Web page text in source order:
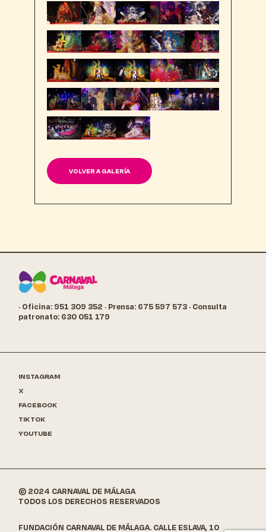
VOLVER A GALERÍA
· Oficina: 951 309 352 · Prensa: 675 597 573 · Consulta
patronato: 630 051 179
INSTAGRAM
X
FACEBOOK
TIKTOK
YOUTUBE
© 2024 CARNAVAL DE MÁLAGA
TODOS LOS DERECHOS RESERVADOS
FUNDACIÓN CARNAVAL DE MÁLAGA. CALLE ESLAVA, 10